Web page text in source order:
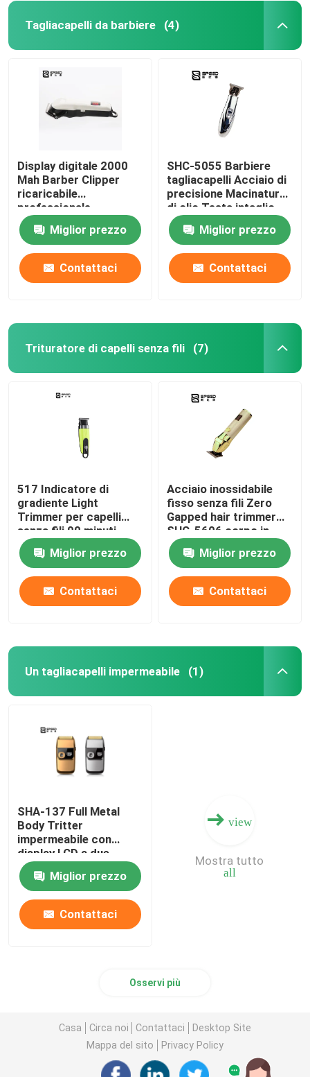
Tagliacapelli da barbiere (4)
Display digitale 2000
Mah Barber Clipper
ricaricabile
professionale
Miglior prezzo
Contattaci
SHC-5055 Barbiere
tagliacapelli Acciaio di
precisione Macinatura
di olio Testa intaglio
forbici Display digitale
Miglior prezzo
Contattaci
Trituratore di capelli senza fili (7)
517 Indicatore di
gradiente Light
Trimmer per capelli
senza fili 90 minuti
Miglior prezzo
Contattaci
Acciaio inossidabile
fisso senza fili Zero
Gapped hair trimmer
SHC-5606 corpo in
metallo completo
Miglior prezzo
Contattaci
Un tagliacapelli impermeabile (1)
SHA-137 Full Metal
Body Tritter
impermeabile con
display LCD a due
velocità professionale
Miglior prezzo
Contattaci
view
all
Mostra tutto
Osservi più
Casa Circa noi Contattaci
Desktop Site
Mappa del sito
Privacy Policy